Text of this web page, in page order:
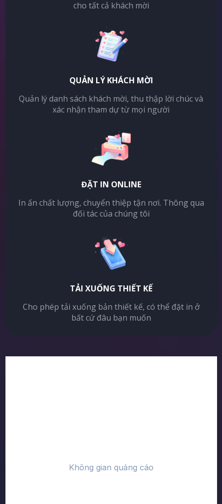
cho tất cả khách mời
QUẢN LÝ KHÁCH MỜI
Quản lý danh sách khách mời, thu thập lời chúc và
xác nhận tham dự từ mọi người
ĐẶT IN ONLINE
In ấn chất lượng, chuyển thiệp tận nơi. Thông qua
đối tác của chúng tôi
TẢI XUỐNG THIẾT KẾ
Cho phép tải xuống bản thiết kế, có thể đặt in ở
bất cứ đâu bạn muốn